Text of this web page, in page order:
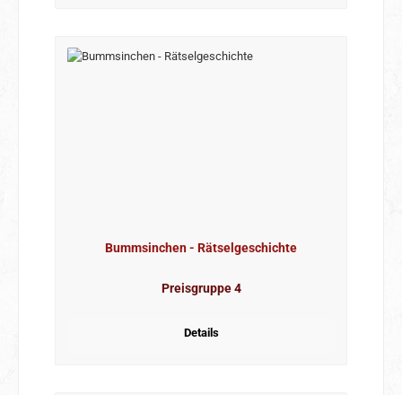
Bummsinchen - Rätselgeschichte
Preisgruppe 4
Details